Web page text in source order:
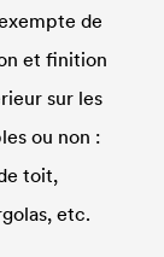
de
et finition
sur les
ou non :
toit,
etc.